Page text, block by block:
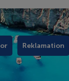
Reklamation